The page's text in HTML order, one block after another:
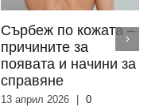
Сърбеж по кожата –
причините за
появата и начини за
справяне
13 април 2026
0